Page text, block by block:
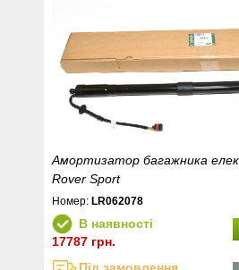
Амортизатор багажника
Rover Sport
Номер: LR062078
В наявності
17787 грн.